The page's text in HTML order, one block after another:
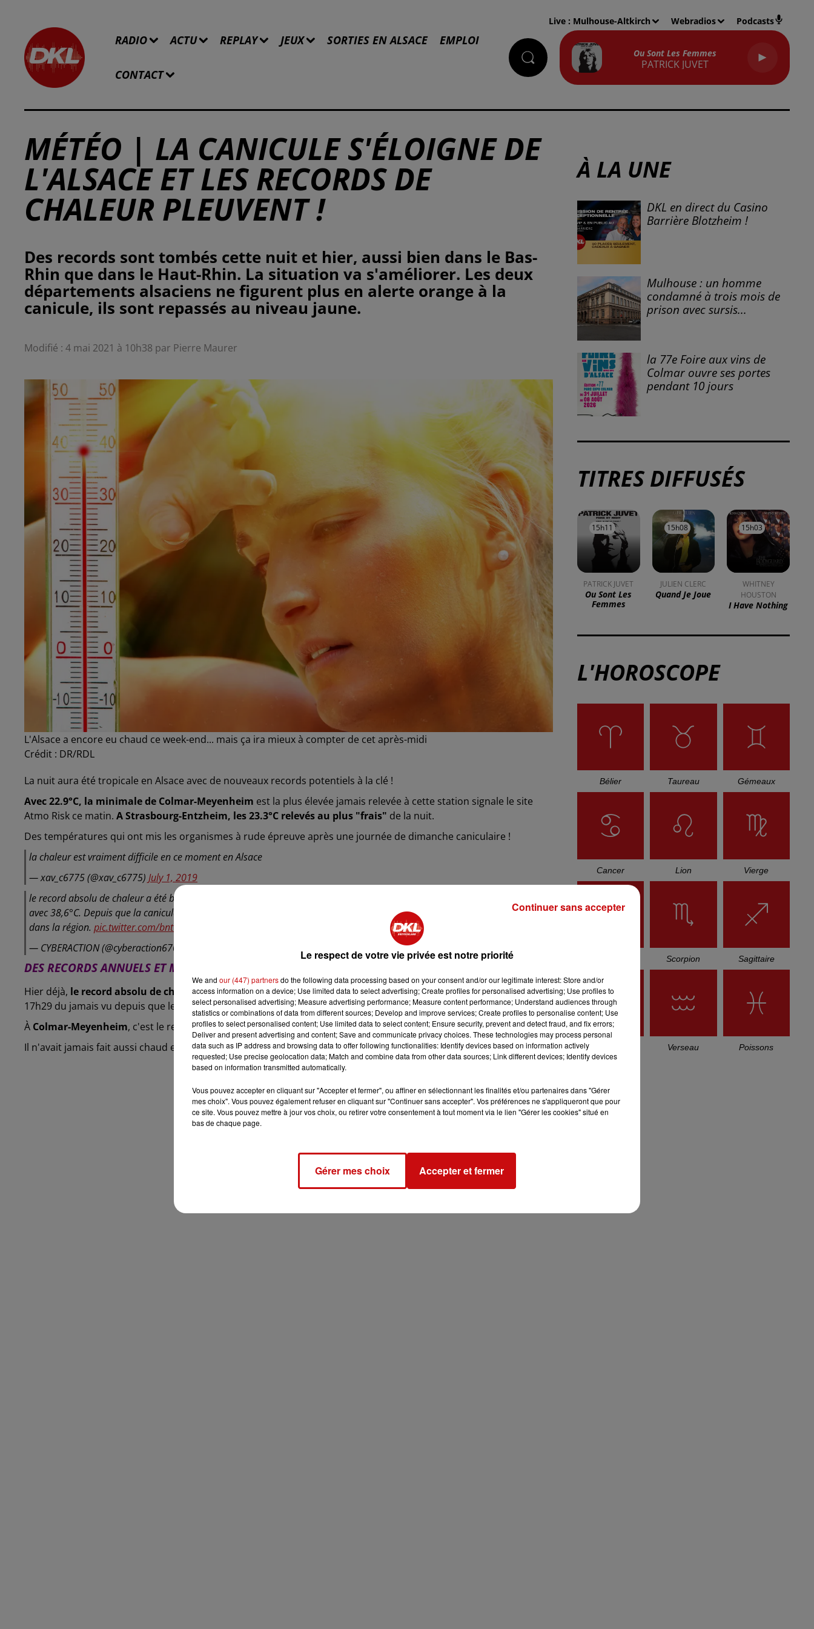
RADIO ACTU REPLAY JEUX SORTIES EN ALSACE EMPLOI
CONTACT
Live : Mulhouse-Altkirch Webradios Podcasts
Ou Sont Les Femmes
PATRICK JUVET
MÉTÉO | LA CANICULE S'ÉLOIGNE DE
L'ALSACE ET LES RECORDS DE
CHALEUR PLEUVENT !
Des records sont tombés cette nuit et hier, aussi bien dans le Bas-
Rhin que dans le Haut-Rhin. La situation va s'améliorer. Les deux
départements alsaciens ne figurent plus en alerte orange à la
canicule, ils sont repassés au niveau jaune.
Modifié : 4 mai 2021 à 10h38 par Pierre Maurer
L'Alsace a encore eu chaud ce week-end... mais ça ira mieux à compter de cet après-midi
Crédit : DR/RDL
La nuit aura été tropicale en Alsace avec de nouveaux records potentiels à la clé !
Avec 22.9°C, la minimale de Colmar-Meyenheim est la plus élevée jamais relevée à cette station signale le site
Atmo Risk ce matin. A Strasbourg-Entzheim, les 23.3°C relevés au plus "frais" de la nuit.
Des températures qui ont mis les organismes à rude épreuve après une journée de dimanche caniculaire !
la chaleur est vraiment difficile en ce moment en Alsace
— xav_c6775 (@xav_c6775) July 1, 2019
le record absolu de chaleur a été battu à Strasbourg. À Colmar, c'est le record mensuel pour un mois de juin qui est tombé,
avec 38,6°C. Depuis que la canicule s'est invitée en Alsace ce mardi mercredi 25 juin, il n'avait jamais fait aussi chaud en juin
dans la région. pic.twitter.com/bnt7yLM4GX
— CYBERACTION (@cyberaction6700)
DES RECORDS ANNUELS ET MENSUELS DÉPASSÉS
Hier déjà, le record absolu de chaleur a été battu à Strasbourg, à la station d’Entzheim :38.8°Cont été relevés à
17h29 du jamais vu depuis que le début des relevés sur ce site.
À Colmar-Meyenheim, c'est le record mensuel pour un mois de juin qui a été dépassé, avec38,6°C.
Il n'avait jamais fait aussi chaud en juin dans la région selon Atmo Risk !
À LA UNE
DKL en direct du Casino
Barrière Blotzheim !
prison avec sursis...
la 77e Foire aux vins de
Colmar ouvre ses portes
pendant 10 jours
TITRES DIFFUSÉS
JULIEN CLERC
Quand Je Joue
WHITNEY
HOUSTON
I Have Nothing
L'HOROSCOPE
Le respect de votre vie privée est notre priorité
We and our (447) partnersdo the following data processing based on your consent and/or our legitimate interest: Store and/or
access information on a device; Use limited data to select advertising; Create profiles for personalised advertising; Use profiles to
select personalised advertising; Measure advertising performance; Measure content performance; Understand audiences through
statistics or combinations of data from different sources; Develop and improve services; Create profiles to personalise content; Use
profiles to select personalised content; Use limited data to select content; Ensure security, prevent and detect fraud, and fix errors;
Deliver and present advertising and content; Save and communicate privacy choices. These technologies may process personal
data such as IP address and browsing data to offer following functionalities: Identify devices based on information actively
requested; Use precise geolocation data; Match and combine data from other data sources; Link different devices; Identify devices
based on information transmitted automatically.
Vous pouvez accepter en cliquant sur "Accepter et fermer", ou affiner en sélectionnant les finalités et/ou partenaires dans "Gérer
mes choix". Vous pouvez également refuser en cliquant sur "Continuer sans accepter". Vos préférences ne s'appliqueront que pour
ce site. Vous pouvez mettre à jour vos choix, ou retirer votre consentement à tout moment via le lien "Gérer les cookies" situé en
bas de chaque page.
Gérer mes choix Accepter et fermer
Continuer sans accepter